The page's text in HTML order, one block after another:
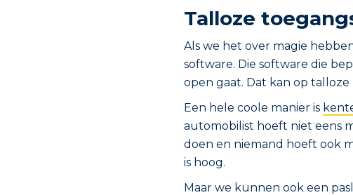
Talloze
Als we het over magie
software. Die software die
open gaat. Dat kan op talloze
Een hele coole manier is
automobilist hoeft niet eens
doen en niemand hoeft ook
is hoog.
Maar we kunnen ook een